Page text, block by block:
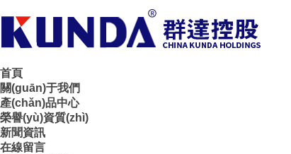
首頁
關(guān)于我們
產(chǎn)品中心
榮譽(yù)資質(zhì)
新聞資訊
在線留言